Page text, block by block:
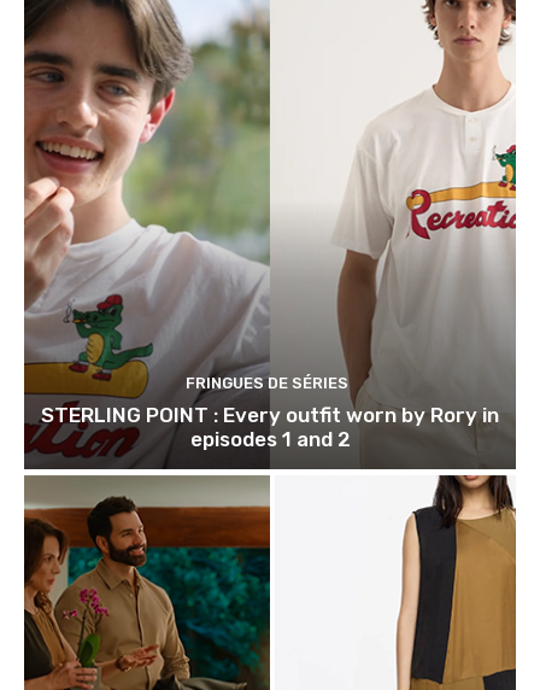
FRINGUES DE SÉRIES
STERLING POINT : Every outfit worn by Rory in
episodes 1 and 2